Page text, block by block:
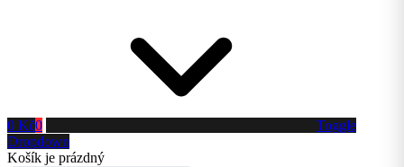
0 Kč0
Toggle
Dropdown
Košík je prázdný